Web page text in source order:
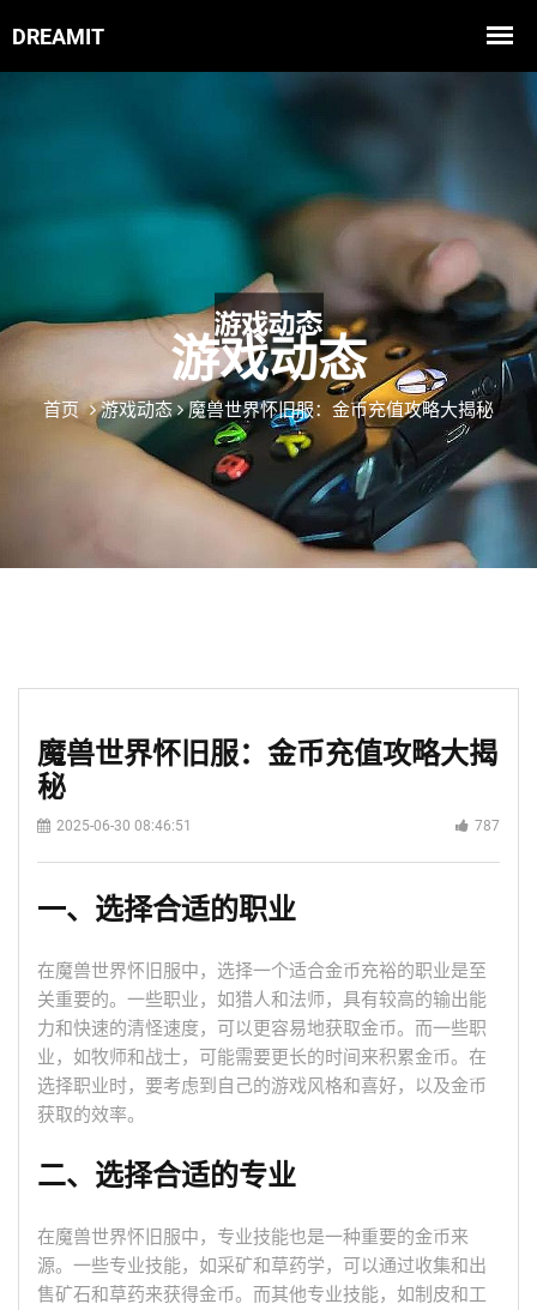
游戏动态
首页 游戏动态 魔兽世界怀旧服：金币充值攻略大揭秘
魔兽世界怀旧服：金币充值攻略大揭
秘
2025-06-30 08:46:51 787
一、选择合适的职业
在魔兽世界怀旧服中，选择一个适合金币充裕的职业是至
关重要的。一些职业，如猎人和法师，具有较高的输出能
力和快速的清怪速度，可以更容易地获取金币。而一些职
业，如牧师和战士，可能需要更长的时间来积累金币。在
选择职业时，要考虑到自己的游戏风格和喜好，以及金币
获取的效率。
二、选择合适的专业
在魔兽世界怀旧服中，专业技能也是一种重要的金币来
源。一些专业技能，如采矿和草药学，可以通过收集和出
售矿石和草药来获得金币。而其他专业技能，如制皮和工